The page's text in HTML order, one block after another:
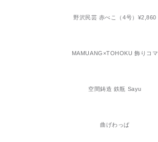
野沢民芸 赤べこ（4号）¥2,860
MAMUANG×TOHOKU 飾りコマ
空間鋳造 鉄瓶 Sayu
曲げわっぱ